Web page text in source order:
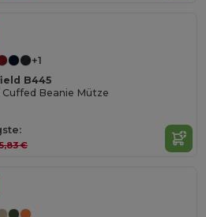
+1
B445
Cuffed Beanie Mütze
€